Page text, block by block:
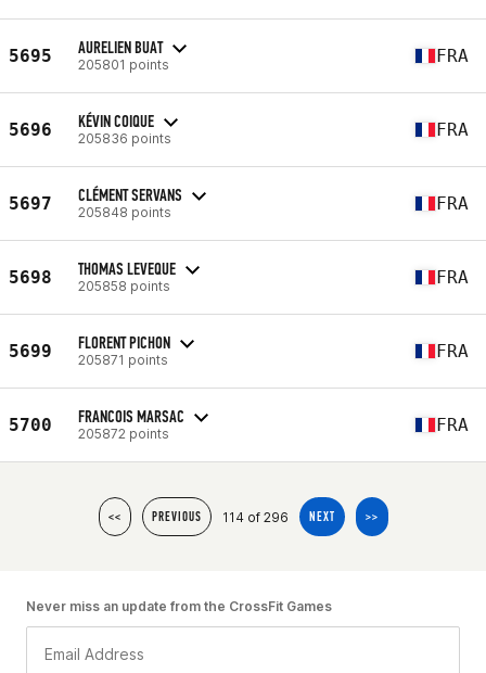
5695 AURELIEN BUAT
205801 points FRA
5696 KÉVIN COIQUE
205836 points FRA
5697 CLÉMENT SERVANS
205848 points FRA
5698 THOMAS LEVEQUE
205858 points FRA
5699 FLORENT PICHON
205871 points FRA
5700 FRANCOIS MARSAC
205872 points FRA
<< PREVIOUS 114 of 296 NEXT >>
Never miss an update from the CrossFit Games